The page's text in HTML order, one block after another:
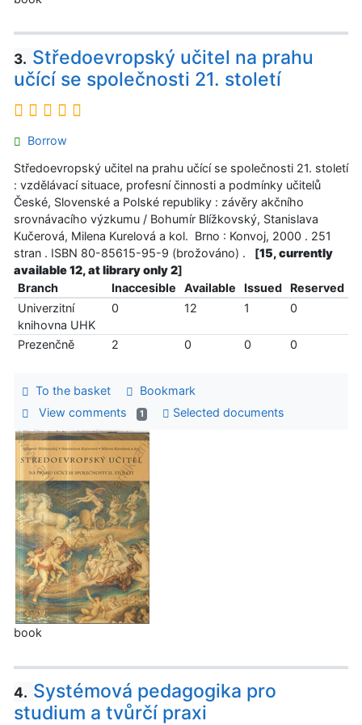
3. Středoevropský učitel na prahu
učící se společnosti 21. století
Borrow
Středoevropský učitel na prahu učící se společnosti 21. století
: vzdělávací situace, profesní činnosti a podmínky učitelů
České, Slovenské a Polské republiky : závěry akčního
srovnávacího výzkumu / Bohumír Blížkovský, Stanislava
Kučerová, Milena Kurelová a kol. Brno : Konvoj, 2000 . 251
stran . ISBN 80-85615-95-9 (brožováno) .
[15, currently
available 12, at library only 2]
Branch
Inaccesible Available Issued
Reserved
Univerzitní
knihovna UHK
0 12 1 0
Prezenčně 2 0 0 0
To the basket
Bookmark
View comments
1 Selected documents
book
4. Systémová pedagogika pro
studium a tvůrčí praxi